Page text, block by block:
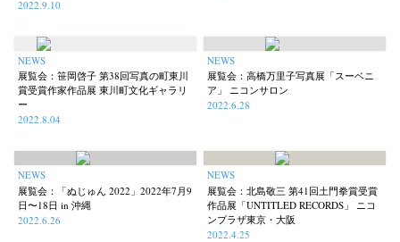
2022.9.10
NEWS
展覧会：笹岡啓子 第38回写真の町東川
賞受賞作家作品展 東川町文化ギャラリ
ー
2022.8.04
NEWS
展覧会：高橋万里子写真展「スーベニ
ア」 ニコンサロン
2022.6.28
NEWS
展覧会：「ぬじゅん 2022」2022年7月9
日〜18日 in 沖縄
2022.6.26
NEWS
展覧会：北島敬三 第41回土門拳賞受賞
作品展「UNTITLED RECORDS」 ニコ
ンプラザ東京・大阪
2022.4.25